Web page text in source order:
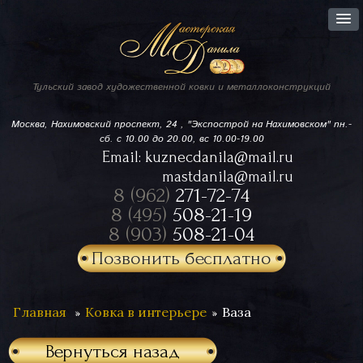
Тульский завод художественной ковки и металлоконструкций
Москва, Нахимовский проспект, 24 , "Экспострой на Нахимовском"пн.-
сб. с 10.00 до 20.00, вс 10.00-19.00
Email: kuznecdanila@mail.ru
mastdanila@mail.ru
8 (962) 271-72-74
8 (495) 508-21-19
8 (903) 508-21-04
Позвонить бесплатно
Главная Ковка в интерьере Ваза
Вернуться назад